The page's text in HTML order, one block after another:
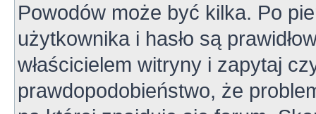
Powodów może być kilka. Po
użytkownika i hasło są
właścicielem witryny i zapytaj
prawdopodobieństwo, że